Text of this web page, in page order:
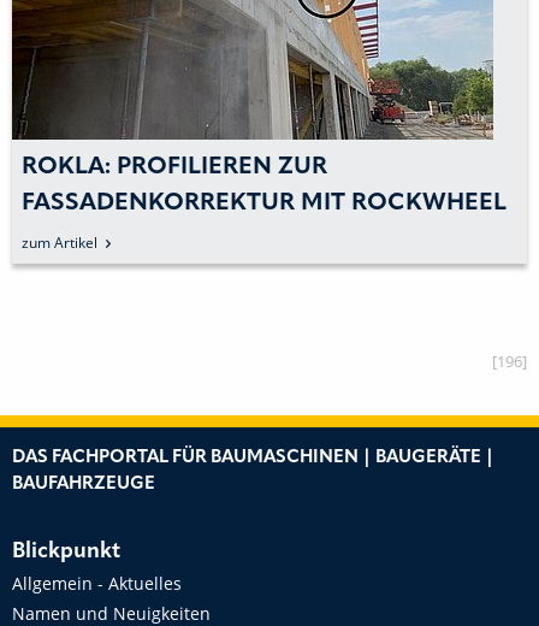
PROFILIEREN ZUR
MIT ROCKWHEEL
Artikel
[196]
DAS FACHPORTAL FÜR BAUMASCHINEN | BAUGERÄTE |
BAUFAHRZEUGE
Blickpunkt
Allgemein - Aktuelles
Namen und Neuigkeiten